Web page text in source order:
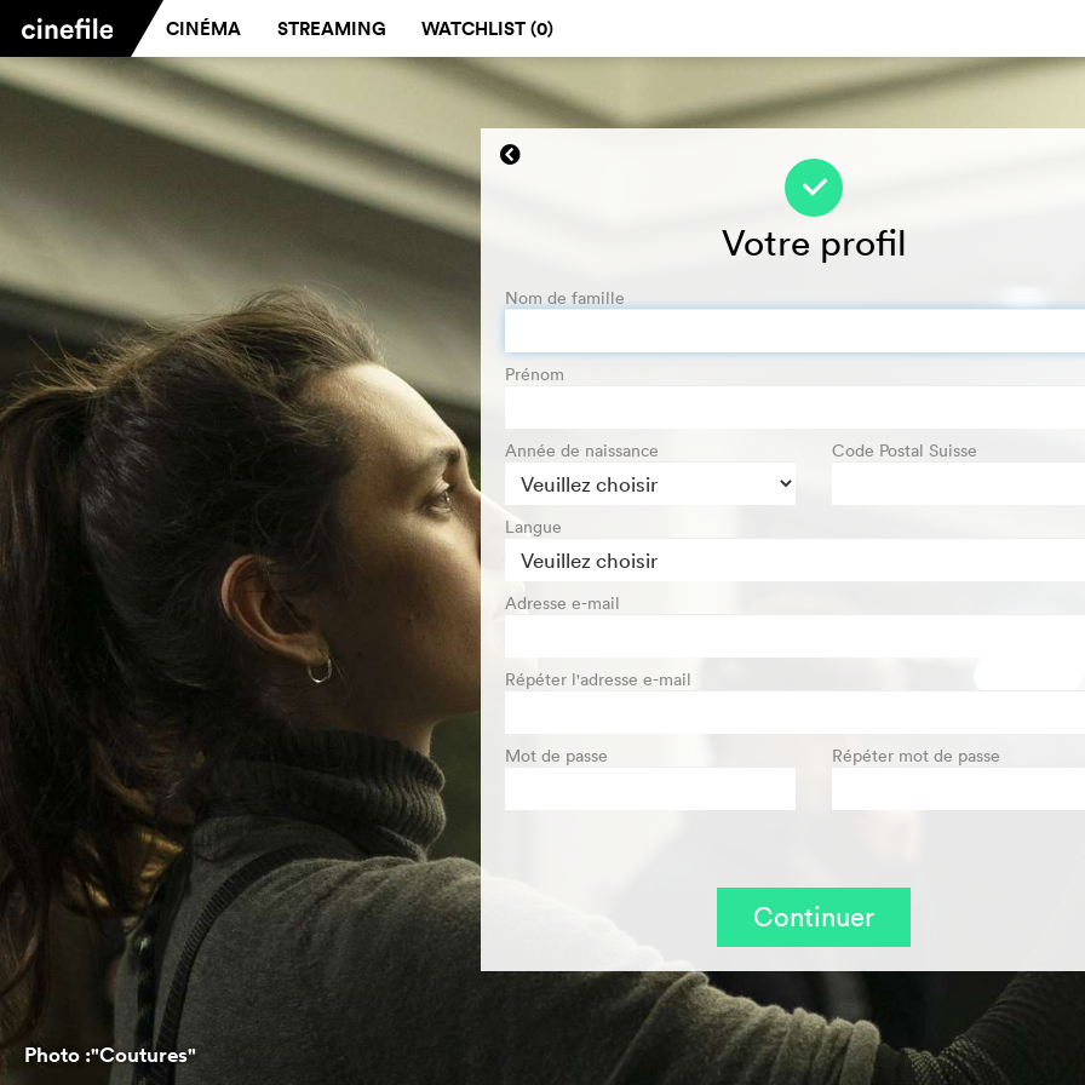
CINÉMA STREAMING WATCHLIST (0)
Photo :"Coutures"
f
Votre profil
Nom de famille
Prénom
Année de naissance Code Postal Suisse
Langue
Adresse e-mail
Répéter l'adresse e-mail
Mot de passe Répéter mot de passe
Continuer